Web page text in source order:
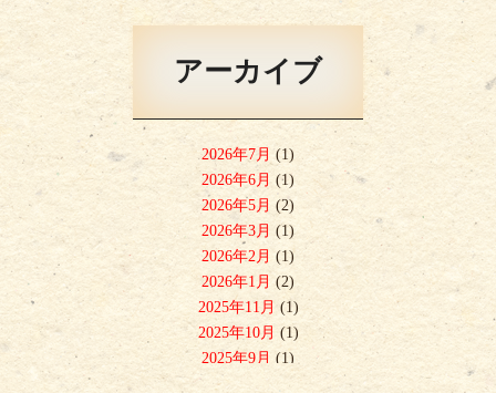
アーカイブ
2026年7月 (1)
2026年6月 (1)
2026年5月 (2)
2026年3月 (1)
2026年2月 (1)
2026年1月 (2)
2025年11月 (1)
2025年10月 (1)
2025年9月 (1)
2025年8月
(1)